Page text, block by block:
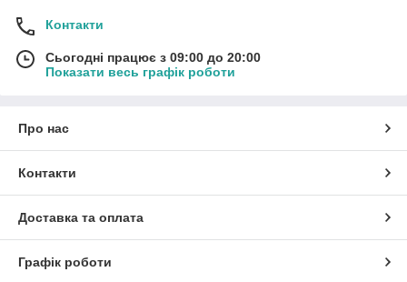
Контакти
Сьогодні працює з 09:00 до 20:00
Показати весь графік роботи
Про нас
Контакти
Доставка та оплата
Графік роботи